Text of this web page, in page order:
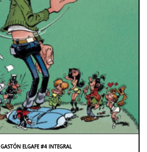
GASTÓN ELGAFE #4 INTEGRAL